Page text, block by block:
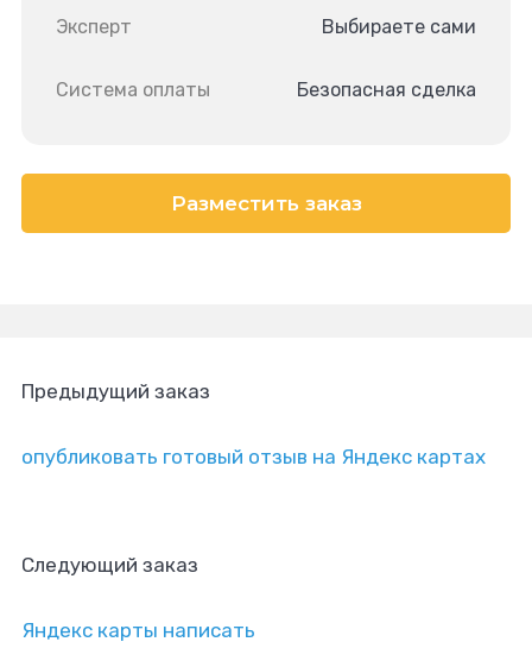
Эксперт Выбираете сами
Система оплаты Безопасная сделка
Разместить заказ
Предыдущий заказ
опубликовать готовый отзыв на Яндекс картах
Следующий заказ
Яндекс карты написать